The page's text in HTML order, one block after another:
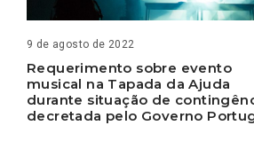
9 de agosto de 2022
Requerimento sobre evento
musical na Tapada da Ajuda
durante situação de
decretada pelo Governo